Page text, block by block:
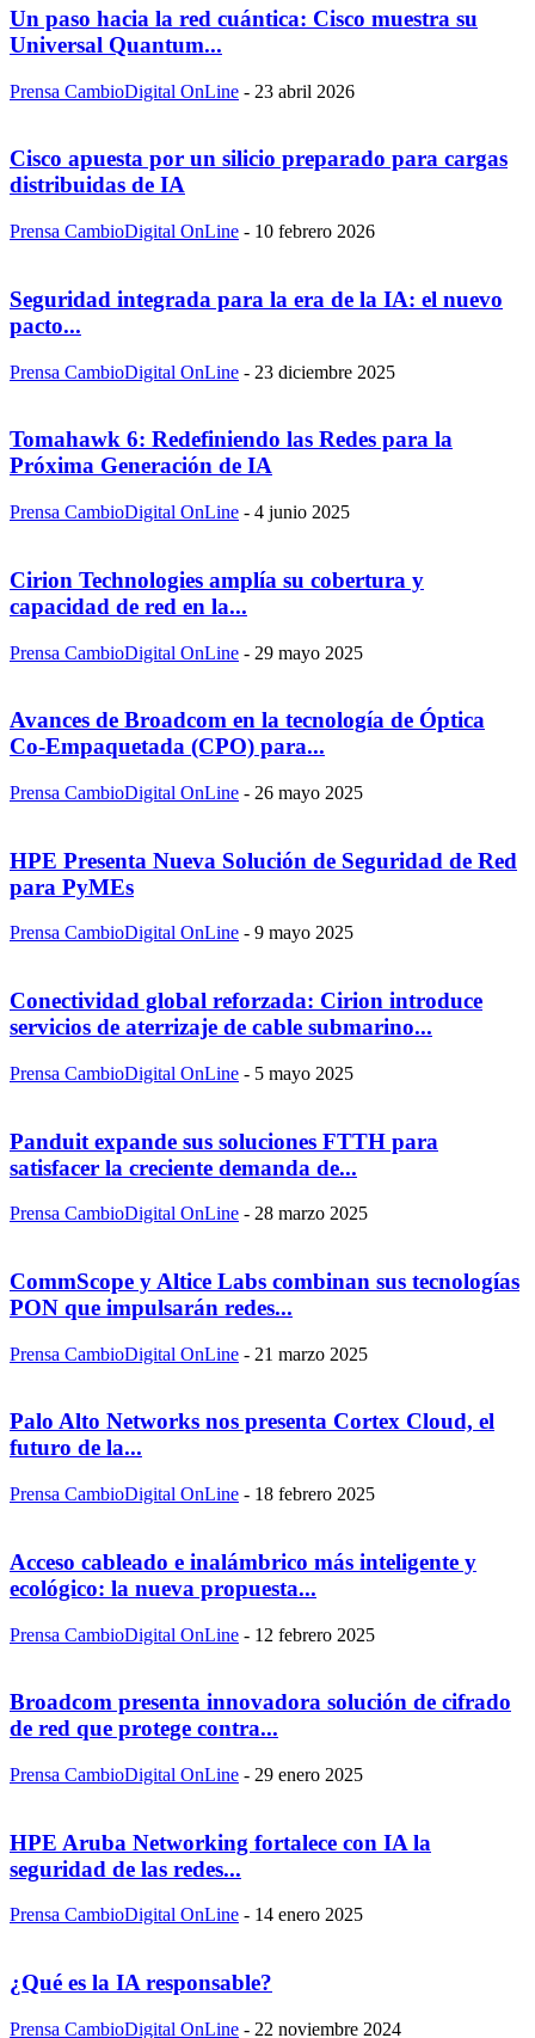
Un paso hacia la red cuántica: Cisco muestra su
Universal Quantum...
Prensa CambioDigital OnLine - 23 abril 2026
Cisco apuesta por un silicio preparado para cargas
distribuidas de IA
Prensa CambioDigital OnLine - 10 febrero 2026
Seguridad integrada para la era de la IA: el nuevo
pacto...
Prensa CambioDigital OnLine - 23 diciembre 2025
Tomahawk 6: Redefiniendo las Redes para la
Próxima Generación de IA
Prensa CambioDigital OnLine - 4 junio 2025
Cirion Technologies amplía su cobertura y
capacidad de red en la...
Prensa CambioDigital OnLine - 29 mayo 2025
Avances de Broadcom en la tecnología de Óptica
Co-Empaquetada (CPO) para...
Prensa CambioDigital OnLine - 26 mayo 2025
HPE Presenta Nueva Solución de Seguridad de Red
para PyMEs
Prensa CambioDigital OnLine - 9 mayo 2025
Conectividad global reforzada: Cirion introduce
servicios de aterrizaje de cable submarino...
Prensa CambioDigital OnLine - 5 mayo 2025
Panduit expande sus soluciones FTTH para
satisfacer la creciente demanda de...
Prensa CambioDigital OnLine - 28 marzo 2025
CommScope y Altice Labs combinan sus tecnologías
PON que impulsarán redes...
Prensa CambioDigital OnLine - 21 marzo 2025
Palo Alto Networks nos presenta Cortex Cloud, el
futuro de la...
Prensa CambioDigital OnLine - 18 febrero 2025
Acceso cableado e inalámbrico más inteligente y
ecológico: la nueva propuesta...
Prensa CambioDigital OnLine - 12 febrero 2025
Broadcom presenta innovadora solución de cifrado
de red que protege contra...
Prensa CambioDigital OnLine - 29 enero 2025
HPE Aruba Networking fortalece con IA la
seguridad de las redes...
Prensa CambioDigital OnLine - 14 enero 2025
¿Qué es la IA responsable?
Prensa CambioDigital OnLine - 22 noviembre 2024